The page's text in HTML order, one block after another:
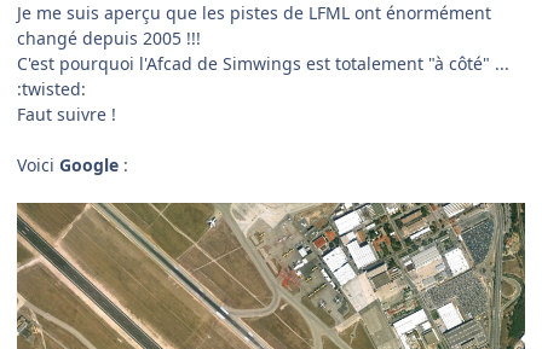
Je me suis aperçu que les pistes de LFML ont énormément
changé depuis 2005 !!!
C'est pourquoi l'Afcad de Simwings est totalement "à côté" ...
:twisted:
Faut suivre !
Voici Google :